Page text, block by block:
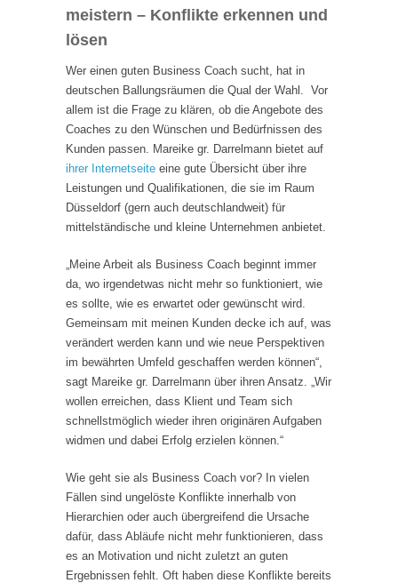
meistern – Konflikte erkennen und
lösen
Wer einen guten Business Coach sucht, hat in
deutschen Ballungsräumen die Qual der Wahl. Vor
allem ist die Frage zu klären, ob die Angebote des
Coaches zu den Wünschen und Bedürfnissen des
Kunden passen. Mareike gr. Darrelmann bietet auf
ihrer Internetseite eine gute Übersicht über ihre
Leistungen und Qualifikationen, die sie im Raum
Düsseldorf (gern auch deutschlandweit) für
mittelständische und kleine Unternehmen anbietet.
„Meine Arbeit als Business Coach beginnt immer
da, wo irgendetwas nicht mehr so funktioniert, wie
es sollte, wie es erwartet oder gewünscht wird.
Gemeinsam mit meinen Kunden decke ich auf, was
verändert werden kann und wie neue Perspektiven
im bewährten Umfeld geschaffen werden können“,
sagt Mareike gr. Darrelmann über ihren Ansatz. „Wir
wollen erreichen, dass Klient und Team sich
schnellstmöglich wieder ihren originären Aufgaben
widmen und dabei Erfolg erzielen können.“
Wie geht sie als Business Coach vor? In vielen
Fällen sind ungelöste Konflikte innerhalb von
Hierarchien oder auch übergreifend die Ursache
dafür, dass Abläufe nicht mehr funktionieren, dass
es an Motivation und nicht zuletzt an guten
Ergebnissen fehlt. Oft haben diese Konflikte bereits